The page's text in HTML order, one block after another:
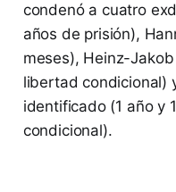
condenó a cuatro
años de prisión),
meses), Heinz-
libertad condicional)
identificado (1 año y
condicional).